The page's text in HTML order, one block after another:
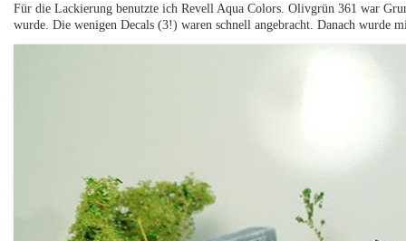
Für die Lackierung benutzte ich Revell Aqua Colors. Olivgrün 361 war
wurde. Die wenigen Decals (3!) waren schnell angebracht. Danach wurde